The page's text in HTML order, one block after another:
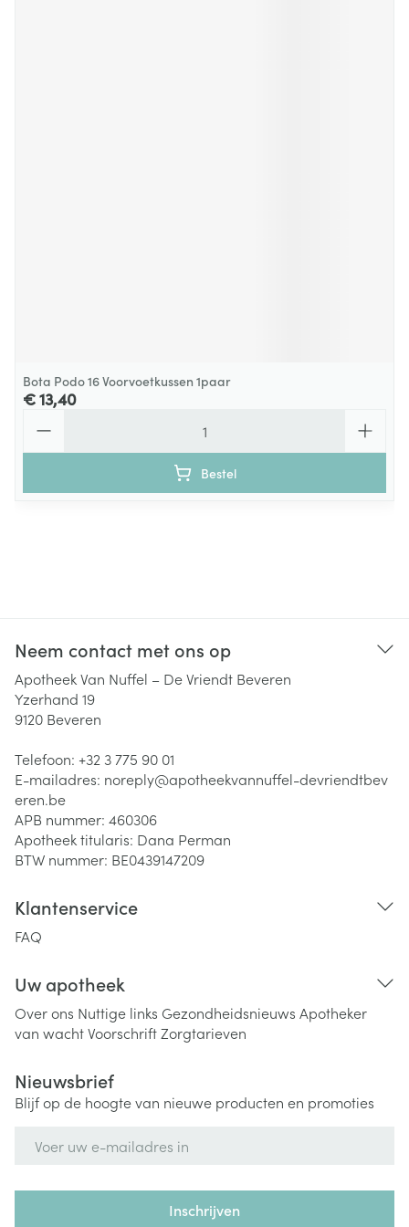
Bota Podo 16 Voorvoetkussen 1paar
€ 13,40
Bestel
Neem contact met ons op
Apotheek Van Nuffel – De Vriendt Beveren
Yzerhand 19
9120 Beveren
Telefoon: +32 3 775 90 01
E-mailadres: noreply@apotheekvannuffel-devriendtbev
eren.be
APB nummer: 460306
Apotheek titularis: Dana Perman
BTW nummer: BE0439147209
Klantenservice
FAQ
Uw apotheek
Over ons Nuttige links Gezondheidsnieuws Apotheker
van wachtVoorschriftZorgtarieven
Nieuwsbrief
Blijf op de hoogte van nieuwe producten en promoties
Inschrijven